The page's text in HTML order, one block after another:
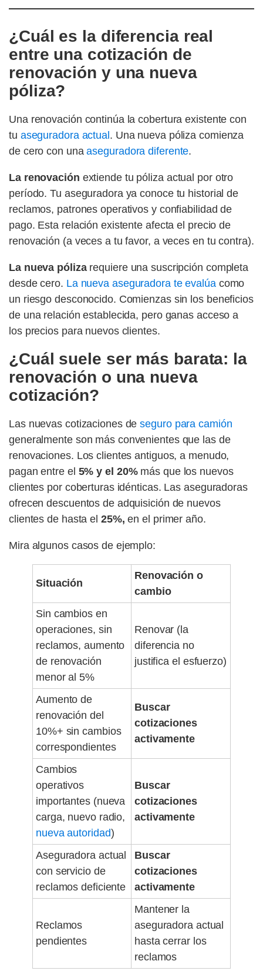
¿Cuál es la diferencia real
entre una cotización de
renovación y una nueva
póliza?
Una renovación continúa la cobertura existente con
tu aseguradora actual . Una nueva póliza comienza
de cero con unaaseguradora diferente.
La renovación extiende tu póliza actual por otro
período. Tu aseguradora ya conoce tu historial de
reclamos, patrones operativos y confiabilidad de
pago. Esta relación existente afecta el precio de
renovación (a veces a tu favor, a veces en tu contra).
La nueva pólizarequiere una suscripción completa
desde cero. La nueva aseguradora te evalúacomo
un riesgo desconocido. Comienzas sin los beneficios
de una relación establecida, pero ganas acceso a
los precios para nuevos clientes.
¿Cuál suele ser más barata: la
renovación o una nueva
cotización?
Las nuevas cotizaciones deseguro para camión
generalmente son más convenientes que las de
renovaciones. Los clientes antiguos, a menudo,
pagan entre el 5% y el 20%más que los nuevos
clientes por coberturas idénticas. Las aseguradoras
ofrecen descuentos de adquisición de nuevos
clientes de hasta el 25%, en el primer año.
Mira algunos casos de ejemplo:
Situación
Renovación o
cambio
Sin cambios en
operaciones, sin
reclamos, aumento
de renovación
menor al 5%
Renovar (la
diferencia no
justifica el esfuerzo)
Aumento de
renovación del
10%+ sin cambios
correspondientes
Buscar
cotizaciones
activamente
Cambios
operativos
importantes (nueva
carga, nuevo radio,
nueva autoridad)
Buscar
cotizaciones
activamente
Aseguradora actual
con servicio de
reclamos deficiente
Buscar
cotizaciones
activamente
Reclamos
pendientes
Mantener la
aseguradora actual
hasta cerrar los
reclamos